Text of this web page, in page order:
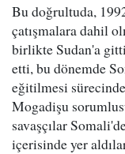
Bu doğrultuda,
çatışmalara dahil
birlikte Sudan'a
etti, bu dönemde
eğitilmesi
Mogadişu
savaşçılar
içerisinde yer